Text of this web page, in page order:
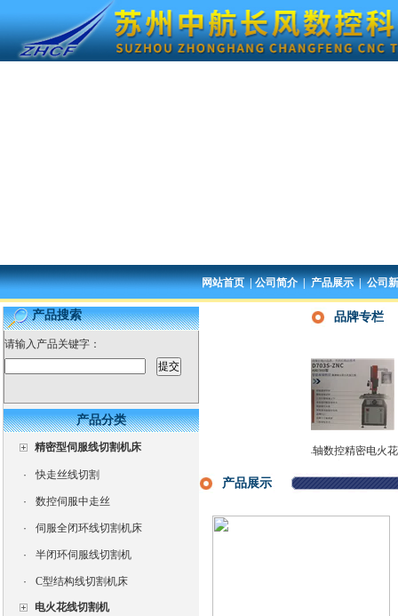
网站首页|公司简介|产品展示|公司
产品搜索
请输入产品关键字：
产品分类
精密型伺服线切割机床
· 快走丝线切割
· 数控伺服中走丝
· 伺服全闭环线切割机床
· 半闭环伺服线切割机
· C型结构线切割机床
电火花线切割机
品牌专栏
控电火花成型单轴数控精密火花机
单轴数控精密电火花
机床
精密
产品展示